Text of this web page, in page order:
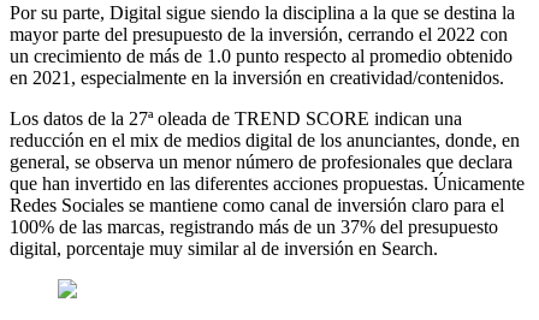
Por su parte, Digital sigue siendo la disciplina a la que se destina la
mayor parte del presupuesto de la inversión, cerrando el 2022 con
un crecimiento de más de 1.0 punto respecto al promedio obtenido
en 2021, especialmente en la inversión en creatividad/contenidos.
Los datos de la 27ª oleada de TREND SCORE indican una
reducción en el mix de medios digital de los anunciantes, donde, en
general, se observa un menor número de profesionales que declara
que han invertido en las diferentes acciones propuestas. Únicamente
Redes Sociales se mantiene como canal de inversión claro para el
100% de las marcas, registrando más de un 37% del presupuesto
digital, porcentaje muy similar al de inversión en Search.